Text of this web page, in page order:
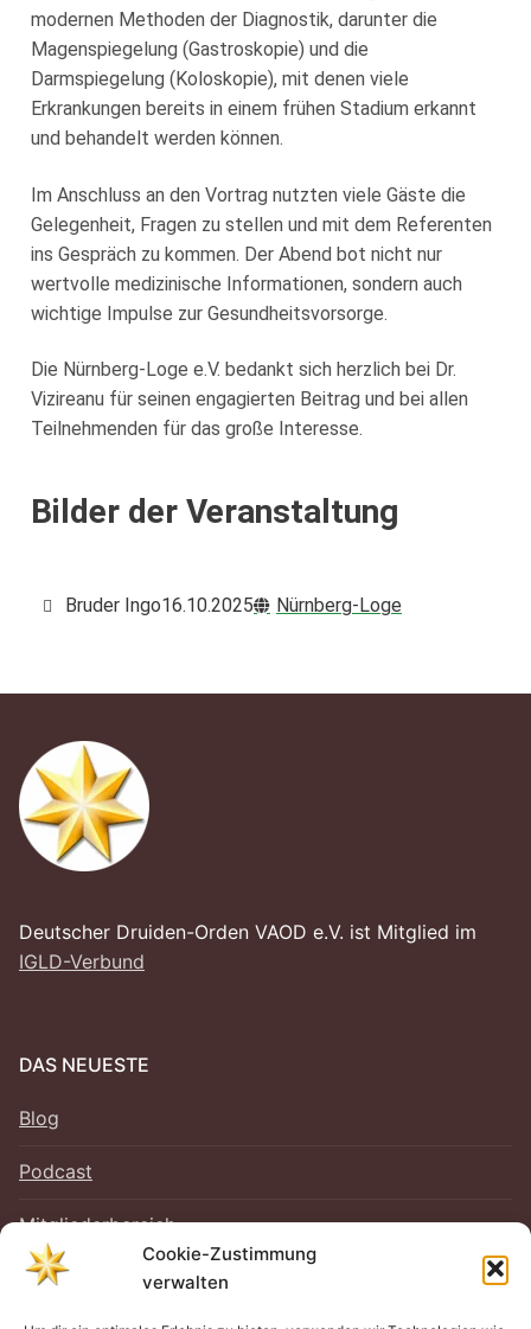
Cookie-Zustimmung
verwalten
modernen Methoden der Diagnostik, darunter die
Magenspiegelung (Gastroskopie) und die
Darmspiegelung (Koloskopie), mit denen viele
Erkrankungen bereits in einem frühen Stadium erkannt
und behandelt werden können.
Im Anschluss an den Vortrag nutzten viele Gäste die
Gelegenheit, Fragen zu stellen und mit dem Referenten
ins Gespräch zu kommen. Der Abend bot nicht nur
wertvolle medizinische Informationen, sondern auch
wichtige Impulse zur Gesundheitsvorsorge.
Die Nürnberg-Loge e.V. bedankt sich herzlich bei Dr.
Vizireanu für seinen engagierten Beitrag und bei allen
Teilnehmenden für das große Interesse.
Bilder der Veranstaltung
Bruder Ingo16.10.2025 Nürnberg-Loge
Deutscher Druiden-Orden VAOD e.V. ist Mitglied im
IGLD-Verbund
DAS NEUESTE
Blog
Podcast
Mitgliederbereich